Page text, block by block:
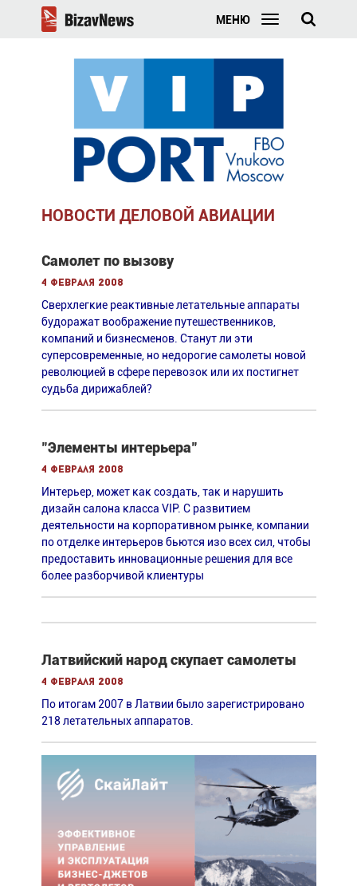
МЕНЮ
НОВОСТИ ДЕЛОВОЙ АВИАЦИИ
Самолет по вызову
4 февраля 2008
Сверхлегкие реактивные летательные аппараты
будоражат воображение путешественников,
компаний и бизнесменов. Станут ли эти
суперсовременные, но недорогие самолеты новой
революцией в сфере перевозок или их постигнет
судьба дирижаблей?
"Элементы интерьера"
4 февраля 2008
Интерьер, может как создать, так и нарушить
дизайн салона класса VIP. С развитием
деятельности на корпоративном рынке, компании
по отделке интерьеров бьются изо всех сил, чтобы
предоставить инновационные решения для все
более разборчивой клиентуры
Латвийский народ скупает самолеты
4 февраля 2008
По итогам 2007 в Латвии было зарегистрировано
218 летательных аппаратов.